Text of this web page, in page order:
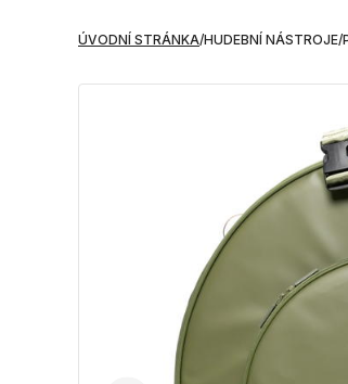
ÚVODNÍ STRÁNKA/HUDEBNÍ NÁSTROJE/